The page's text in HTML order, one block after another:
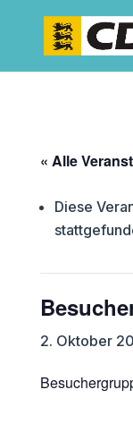
« Alle
Diese
2. Oktober